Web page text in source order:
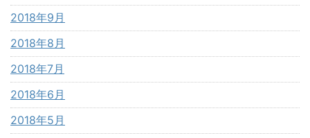
2018年9月
2018年8月
2018年7月
2018年6月
2018年5月